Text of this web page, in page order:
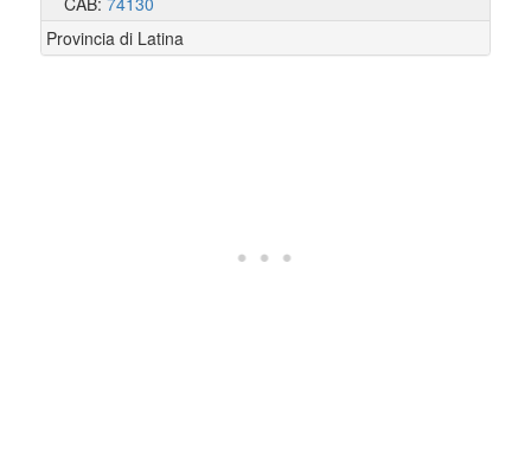
Provincia di Latina